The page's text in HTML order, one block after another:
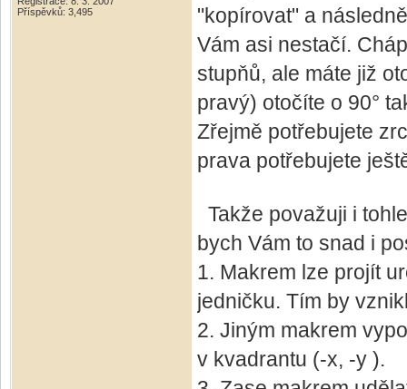
Příspěvků: 3,495
"kopírovat" a
Vám asi nestačí.
stupňů, ale máte již
pravý) otočíte o 90°
Zřejmě potřebujete
prava potřebujete
Takže považuji i
bych Vám to snad i
1. Makrem lze projít
jedničku. Tím by
2. Jiným makrem
v kvadrantu (-x, -y ).